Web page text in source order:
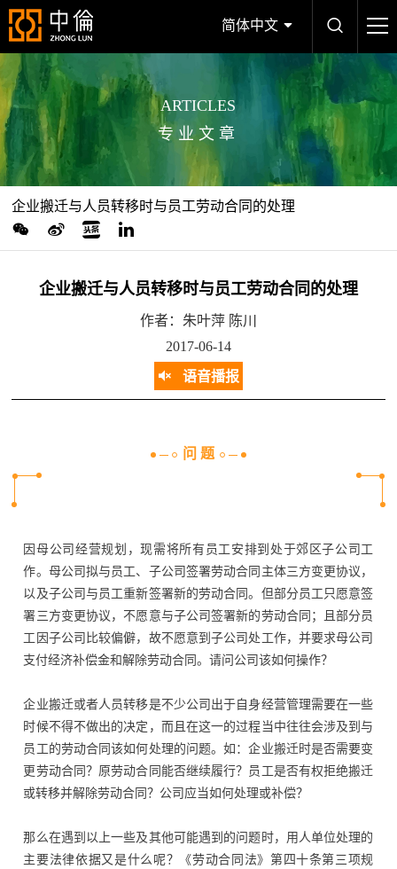
简体中文
ARTICLES
专业文章
企业搬迁与人员转移时与员工劳动合同的处理
企业搬迁与人员转移时与员工劳动合同的处理
作者：朱叶萍 陈川
2017-06-14
语音播报
问 题
因母公司经营规划，现需将所有员工安排到处于郊区子公司工
作。母公司拟与员工、子公司签署劳动合同主体三方变更协议，
以及子公司与员工重新签署新的劳动合同。但部分员工只愿意签
署三方变更协议，不愿意与子公司签署新的劳动合同；且部分员
工因子公司比较偏僻，故不愿意到子公司处工作，并要求母公司
支付经济补偿金和解除劳动合同。请问公司该如何操作？
企业搬迁或者人员转移是不少公司出于自身经营管理需要在一些
时候不得不做出的决定，而且在这一的过程当中往往会涉及到与
员工的劳动合同该如何处理的问题。如：企业搬迁时是否需要变
更劳动合同？原劳动合同能否继续履行？员工是否有权拒绝搬迁
或转移并解除劳动合同？公司应当如何处理或补偿？
那么在遇到以上一些及其他可能遇到的问题时，用人单位处理的
主要法律依据又是什么呢？《劳动合同法》第四十条第三项规